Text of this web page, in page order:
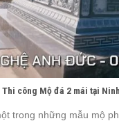
công Mộ đá 2 mái tại
trong những mẫu mộ